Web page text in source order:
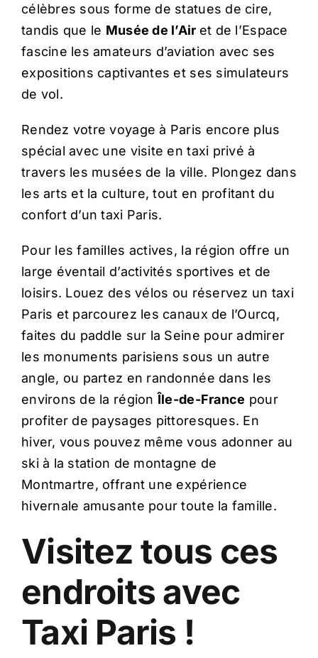
célèbres sous forme de statues de cire,
tandis que le Musée de l’Air et de l’Espace
fascine les amateurs d’aviation avec ses
expositions captivantes et ses simulateurs
de vol.
Rendez votre voyage à Paris encore plus
spécial avec une visite en taxi privé à
travers les musées de la ville. Plongez dans
les arts et la culture, tout en profitant du
confort d’un taxi Paris.
Pour les familles actives, la région offre un
large éventail d’activités sportives et de
loisirs. Louez des vélos ou réservez un taxi
Paris et parcourez les canaux de l’Ourcq,
faites du paddle sur la Seine pour admirer
les monuments parisiens sous un autre
angle, ou partez en randonnée dans les
environs de la régionÎle-de-France pour
profiter de paysages pittoresques. En
hiver, vous pouvez même vous adonner au
ski à la station de montagne de
Montmartre, offrant une expérience
hivernale amusante pour toute la famille.
Visitez tous ces
endroits avec
Taxi Paris !